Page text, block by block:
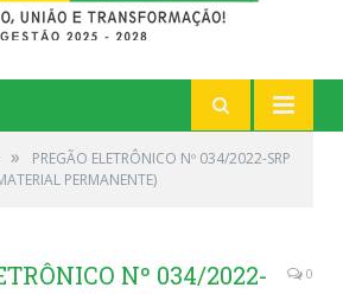
»
PREGÃO ELETRÔNICO Nº 034/2022-SRP
PERMANENTE)
Nº 034/2022-
0